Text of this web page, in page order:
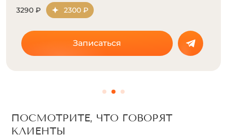
3290 ₽ 2300 ₽
Записаться
ПОСМОТРИТЕ, ЧТО ГОВОРЯТ
КЛИЕНТЫ